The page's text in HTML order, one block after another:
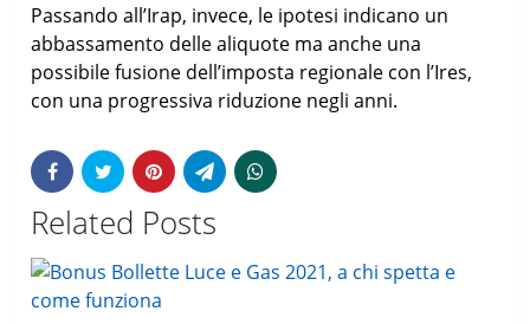
Passando all’Irap, invece, le ipotesi indicano un
abbassamento delle aliquote ma anche una
possibile fusione dell’imposta regionale con l’Ires,
con una progressiva riduzione negli anni.
Related Posts